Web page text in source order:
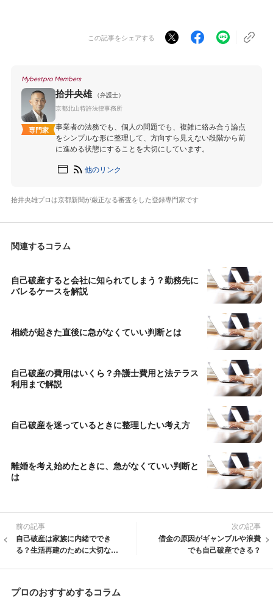
この記事をシェアする
Mybestpro Members
専門家
拾井央雄
（弁護士）
京都北山特許法律事務所
事業者の法務でも、個人の問題でも、複雑に絡み合う論点
をシンプルな形に整理して、方向すら見えない段階から前
に進める状態にすることを大切にしています。
他のリンク
拾井央雄プロは京都新聞が厳正なる審査をした登録専門家です
関連するコラム
自己破産すると会社に知られてしまう？勤務先に
バレるケースを解説
相続が起きた直後に急がなくていい判断とは
自己破産の費用はいくら？弁護士費用と法テラス
利用まで解説
自己破産を迷っているときに整理したい考え方
離婚を考え始めたときに、急がなくていい判断と
は
前の記事
自己破産は家族に内緒ででき
る？生活再建のために大切な視
次の記事
借金の原因がギャンブルや浪費
でも自己破産できる？
プロのおすすめするコラム